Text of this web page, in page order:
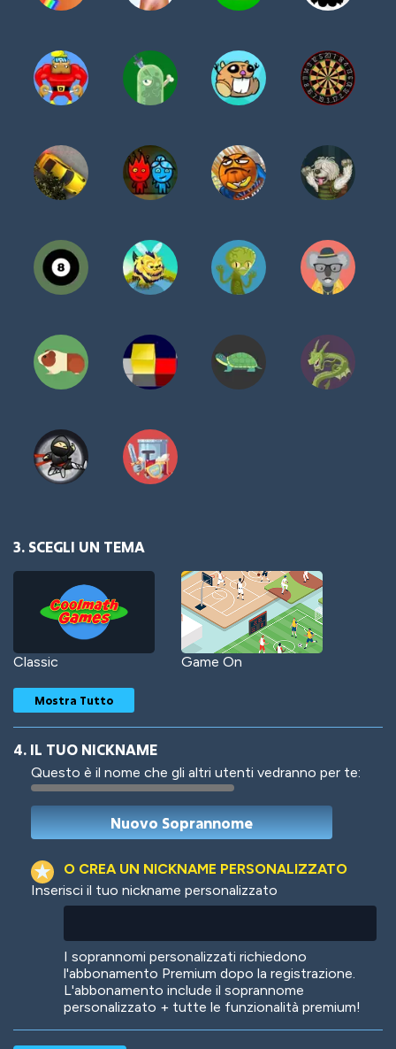
3. SCEGLI UN TEMA
Classic Game On
Woof Jungle Cats
Mostra Tutto
4. IL TUO NICKNAME
Questo è il nome che gli altri utenti vedranno per te:
O CREA UN NICKNAME PERSONALIZZATO
Inserisci il tuo nickname personalizzato
I soprannomi personalizzati richiedono
l'abbonamento Premium dopo la registrazione.
L'abbonamento include il soprannome
personalizzato + tutte le funzionalità premium!